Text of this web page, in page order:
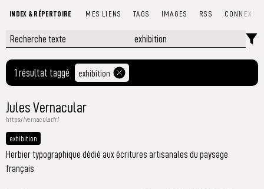
INDEX & RÉPERTOIRE MES LIENS TAGS IMAGES RSS CONNEXION
1 résultat taggé exhibition
Jules Vernacular
https://vernacular.fr/
exhibition
Herbier typographique dédié aux écritures artisanales du paysage
français